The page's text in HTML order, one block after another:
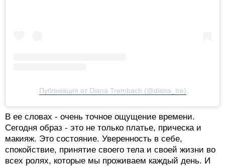
Публикация от Diana Trembach (@diana_tre)
В ее словах - очень точное ощущение времени.
Сегодня образ - это не только платье, прическа и
макияж. Это состояние. Уверенность в себе,
спокойствие, принятие своего тела и своей жизни во
всех ролях, которые мы проживаем каждый день. И